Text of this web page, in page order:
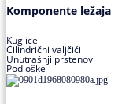
Komponente ležaja
Kuglice
Cilindrični valjčići
Unutrašnji prstenovi
Podloške